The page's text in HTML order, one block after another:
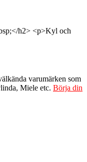
h2> <p>Kyl och
varumärken som
Miele etc. Börja din